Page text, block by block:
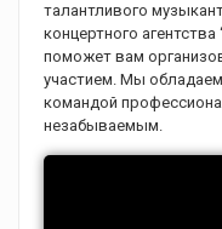
талантливого
концертного
поможет вам
участием. Мы
командой
незабываемым.